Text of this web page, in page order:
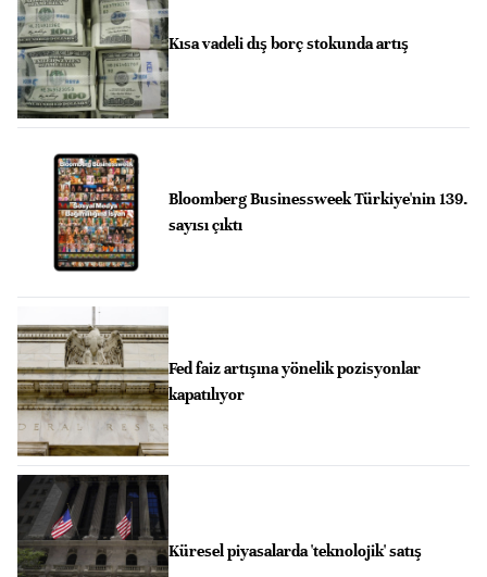
Kısa vadeli dış borç stokunda artış
Bloomberg Businessweek Türkiye'nin 139.
sayısı çıktı
Fed faiz artışına yönelik pozisyonlar
kapatılıyor
Küresel piyasalarda 'teknolojik' satış